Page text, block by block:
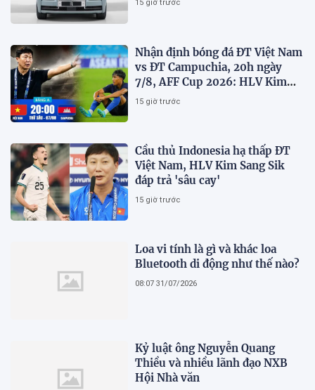
15 giờ trước
Nhận định bóng đá ĐT Việt Nam
vs ĐT Campuchia, 20h ngày
7/8, AFF Cup 2026: HLV Kim
Sang-sik tiết lộ kế hoạch nhân
15 giờ trước
Cầu thủ Indonesia hạ thấp ĐT
Việt Nam, HLV Kim Sang Sik
đáp trả 'sâu cay'
15 giờ trước
Loa vi tính là gì và khác loa
Bluetooth di động như thế nào?
08:07 31/07/2026
Kỷ luật ông Nguyễn Quang
Thiều và nhiều lãnh đạo NXB
Hội Nhà văn